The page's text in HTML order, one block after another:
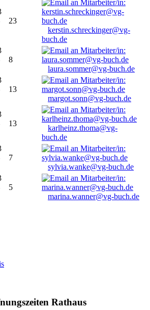
23
kerstin.schreckinger@vg-
buch.de
8
laura.sommer@vg-buch.de
13
margot.sonn@vg-buch.de
13
karlheinz.thoma@vg-
buch.de
7
sylvia.wanke@vg-buch.de
5
marina.wanner@vg-buch.de
Rathaus